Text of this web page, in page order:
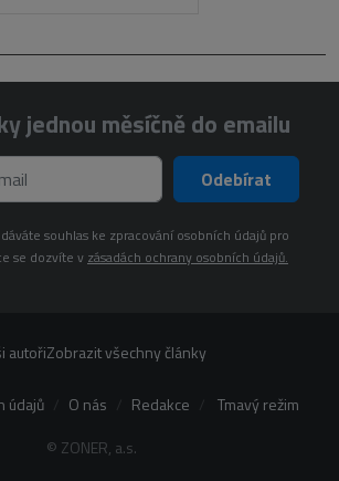
jednou měsíčně do emailu
Odebírat
souhlas ke zpracování osobních údajů pro
se dozvíte v zásadách ochrany osobních údajů.
autořiZobrazit všechny články
© ZONER, a.s.
údajů O nás Redakce Tmavý režim